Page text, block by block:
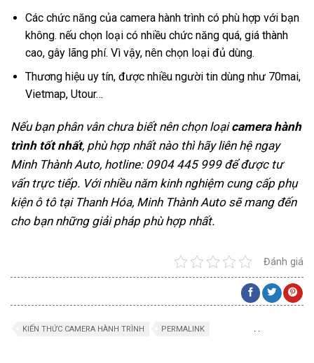
Các chức năng của camera hành trình có phù hợp với bạn
không. nếu chọn loại có nhiều chức năng quá, giá thành
cao, gây lãng phí. Vì vậy, nên chọn loại đủ dùng.
Thương hiệu uy tín, được nhiều người tin dùng như 70mai,
Vietmap, Utour…
Nếu bạn phân vân chưa biết nên chọn loạicamera hành
trình tốt nhất, phù hợp nhất nào thì hãy liên hệ ngay
Minh Thành Auto, hotline: 0904 445 999 để được tư
vấn trực tiếp. Với nhiều năm kinh nghiệm cung cấp phụ
kiện ô tô tại Thanh Hóa, Minh Thành Auto sẽ mang đến
cho bạn những giải pháp phù hợp nhất.
Đánh giá
KIẾN THỨC CAMERA HÀNH TRÌNH .
PERMALINK .